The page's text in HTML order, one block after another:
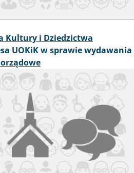
Kultury i Dziedzictwa
UOKiK w sprawie wydawania